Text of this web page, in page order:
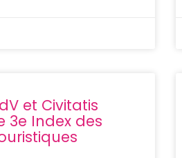
et Civitatis
3e Index des